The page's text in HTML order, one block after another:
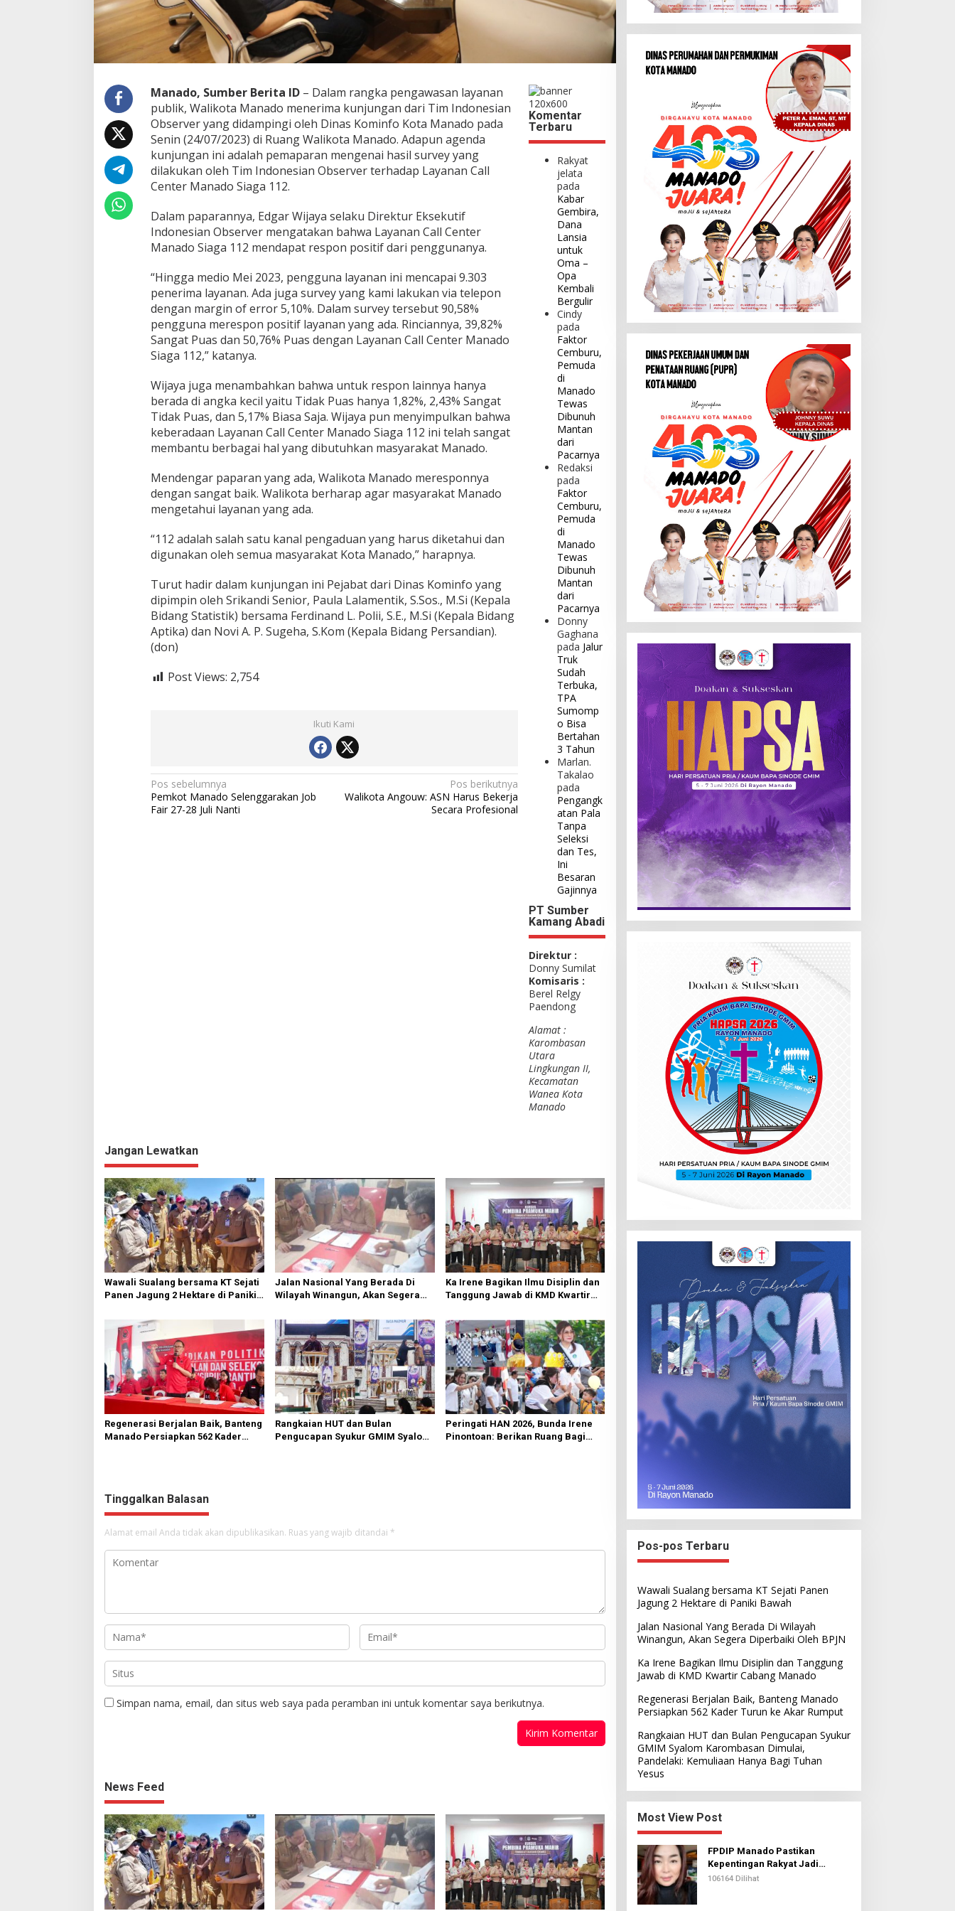
P
o
s
i
t
f
d
e
n
g
a
T
i
g
k
a
t
e
p
u
s
a
n
i
n
g
g
i
Manado, Sumber Berita ID– Dalam rangka pengawasan layanan
publik, Walikota Manado menerima kunjungan dari Tim Indonesian
Observer yang didampingi oleh Dinas Kominfo Kota Manado pada
Senin (24/07/2023) di Ruang Walikota Manado. Adapun agenda
kunjungan ini adalah pemaparan mengenai hasil survey yang
dilakukan oleh Tim Indonesian Observer terhadap Layanan Call
Center Manado Siaga 112.
Dalam paparannya, Edgar Wijaya selaku Direktur Eksekutif
Indonesian Observer mengatakan bahwa Layanan Call Center
Manado Siaga 112 mendapat respon positif dari penggunanya.
“Hingga medio Mei 2023, pengguna layanan ini mencapai 9.303
penerima layanan. Ada juga survey yang kami lakukan via telepon
dengan margin of error 5,10%. Dalam survey tersebut 90,58%
pengguna merespon positif layanan yang ada. Rinciannya, 39,82%
Sangat Puas dan 50,76% Puas dengan Layanan Call Center Manado
Siaga 112,” katanya.
Wijaya juga menambahkan bahwa untuk respon lainnya hanya
berada di angka kecil yaitu Tidak Puas hanya 1,82%, 2,43% Sangat
Tidak Puas, dan 5,17% Biasa Saja. Wijaya pun menyimpulkan bahwa
keberadaan Layanan Call Center Manado Siaga 112 ini telah sangat
membantu berbagai hal yang dibutuhkan masyarakat Manado.
Mendengar paparan yang ada, Walikota Manado meresponnya
dengan sangat baik. Walikota berharap agar masyarakat Manado
mengetahui layanan yang ada.
“112 adalah salah satu kanal pengaduan yang harus diketahui dan
digunakan oleh semua masyarakat Kota Manado,” harapnya.
Turut hadir dalam kunjungan ini Pejabat dari Dinas Kominfo yang
dipimpin oleh Srikandi Senior, Paula Lalamentik, S.Sos., M.Si (Kepala
Bidang Statistik) bersama Ferdinand L. Polii, S.E., M.Si (Kepala Bidang
Aptika) dan Novi A. P. Sugeha, S.Kom (Kepala Bidang Persandian).
(don)
Post Views: 2,754
Ikuti Kami
N
a
Pos sebelumnya
Pemkot Manado Selenggarakan Job
Fair 27-28 Juli Nanti
Pos berikutnya
Walikota Angouw: ASN Harus Bekerja
Secara Profesional
Komentar
Terbaru
Rakyat
jelata
pada
Kabar
Gembira,
Dana
Lansia
untuk
Oma –
Opa
Kembali
Bergulir
Cindy
pada
Faktor
Cemburu,
Pemuda
di
Manado
Tewas
Dibunuh
Mantan
dari
Pacarnya
Redaksi
pada
Faktor
Cemburu,
Pemuda
di
Manado
Tewas
Dibunuh
Mantan
dari
Pacarnya
Donny
Gaghana
pada Jalur
Truk
Sudah
Terbuka,
TPA
Sumomp
o Bisa
Bertahan
3 Tahun
Marlan.
Takalao
pada
Pengangk
atan Pala
Tanpa
Seleksi
dan Tes,
Ini
Besaran
Gajinnya
PT Sumber
Kamang Abadi
Direktur :
Donny Sumilat
Komisaris :
Berel Relgy
Paendong
Alamat :
Karombasan
Utara
Lingkungan II,
Kecamatan
Wanea Kota
Manado
Jangan Lewatkan
Wawali Sualang bersama KT Sejati
Panen Jagung 2 Hektare di Paniki
Jalan Nasional Yang Berada Di
Wilayah Winangun, Akan Segera
Ka Irene Bagikan Ilmu Disiplin dan
Tanggung Jawab di KMD Kwartir
Regenerasi Berjalan Baik, Banteng
Manado Persiapkan 562 Kader
Rangkaian HUT dan Bulan
Pengucapan Syukur GMIM Syalom
Peringati HAN 2026, Bunda Irene
Pinontoan: Berikan Ruang Bagi
Tinggalkan Balasan
Alamat email Anda tidak akan dipublikasikan. Ruas yang wajib ditandai *
Simpan nama, email, dan situs web saya pada peramban ini untuk komentar saya berikutnya.
News Feed
Pos-pos Terbaru
Wawali Sualang bersama KT Sejati Panen
Jagung 2 Hektare di Paniki Bawah
Jalan Nasional Yang Berada Di Wilayah
Winangun, Akan Segera Diperbaiki Oleh BPJN
Ka Irene Bagikan Ilmu Disiplin dan Tanggung
Jawab di KMD Kwartir Cabang Manado
Regenerasi Berjalan Baik, Banteng Manado
Persiapkan 562 Kader Turun ke Akar Rumput
Rangkaian HUT dan Bulan Pengucapan Syukur
GMIM Syalom Karombasan Dimulai,
Pandelaki: Kemuliaan Hanya Bagi Tuhan
Yesus
Most View Post
FPDIP Manado Pastikan
Kepentingan Rakyat Jadi
Prioritas Dalam Perjuangan
106164 Dilihat